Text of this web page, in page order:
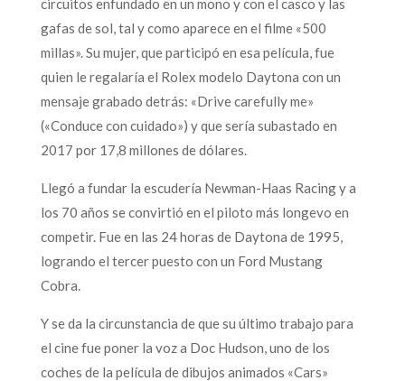
circuitos enfundado en un mono y con el casco y las
gafas de sol, tal y como aparece en el filme «500
millas». Su mujer, que participó en esa película, fue
quien le regalaría el Rolex modelo Daytona con un
mensaje grabado detrás: «Drive carefully me»
(«Conduce con cuidado») y que sería subastado en
2017 por 17,8 millones de dólares.
Llegó a fundar la escudería Newman-Haas Racing y a
los 70 años se convirtió en el piloto más longevo en
competir. Fue en las 24 horas de Daytona de 1995,
logrando el tercer puesto con un Ford Mustang
Cobra.
Y se da la circunstancia de que su último trabajo para
el cine fue poner la voz a Doc Hudson, uno de los
coches de la película de dibujos animados «Cars»